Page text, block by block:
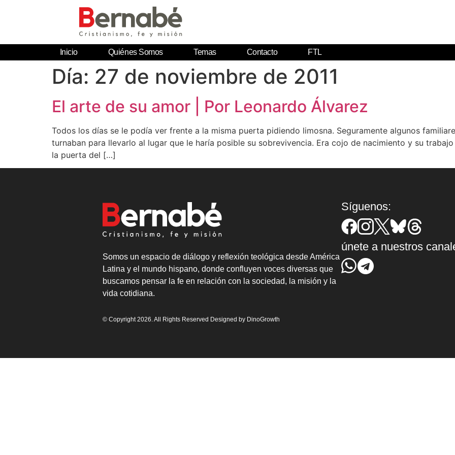
Inicio Quiénes Somos Temas Contacto FTL
Día: 27 de noviembre de 2011
El arte de su amor | Por Leonardo Álvarez
Todos los días se le podía ver frente a la misma puerta pidiendo limosna. Seguramente algunos
turnaban para llevarlo al lugar que le haría posible su sobrevivencia. Era cojo de nacimiento y su
la puerta del […]
Somos un espacio de diálogo y reflexión teológica desde América
Latina y el mundo hispano, donde confluyen voces diversas que
buscamos pensar la fe en relación con la sociedad, la misión y la
vida cotidiana.
Síguenos:
únete a nuestros
© Copyright 2026. All Rights Reserved Designed by DinoGrowth